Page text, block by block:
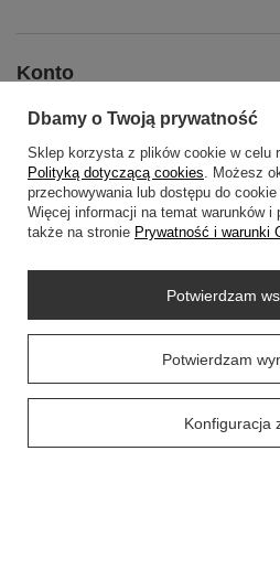
Konto
Regulaminy
Social Media
Dbamy o Twoją prywatność
Sklep korzysta z plików cookie w celu
Polityką dotyczącą cookies. Możesz
przechowywania lub dostępu do
Więcej informacji na temat warunków i
także na stronie Prywatność i warunki
Potwierdzam
Konfiguracja
Potwierdzam